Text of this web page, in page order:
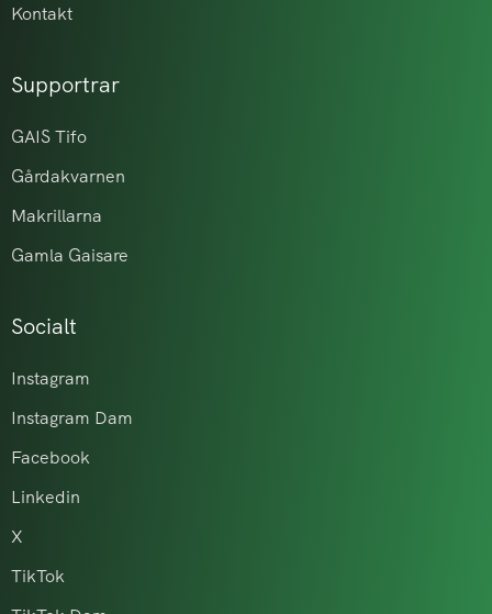
Kontakt
Supportrar
GAIS Tifo
Gårdakvarnen
Makrillarna
Gamla Gaisare
Socialt
Instagram
Instagram Dam
Facebook
Linkedin
X
TikTok